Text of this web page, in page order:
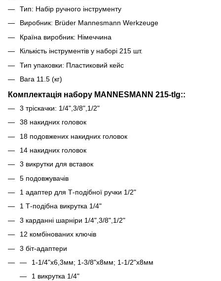
Тип: Набір ручного інструменту
Виробник: Brüder Mannesmann Werkzeuge
Країна виробник: Німеччина
Кількість інструментів у наборі 215 шт.
Тип упаковки: Пластиковий кейс
Вага 11.5 (кг)
Комплектація набору MANNESMANN 215-tlg::
3 тріскачки: 1/4",3/8",1/2"
38 накидних головок
18 подовжених накидних головок
14 накидних головок
3 викрутки для вставок
5 подовжувачів
1 адаптер для Т-подібної ручки 1/2"
1 Т-подібна викрутка 1/4"
3 карданні шарніри 1/4",3/8",1/2"
12 комбінованих ключів
3 біт-адаптери
1-1/4"х6,3мм; 1-3/8"х8мм; 1-1/2"х8мм
1 викрутка 1/4"